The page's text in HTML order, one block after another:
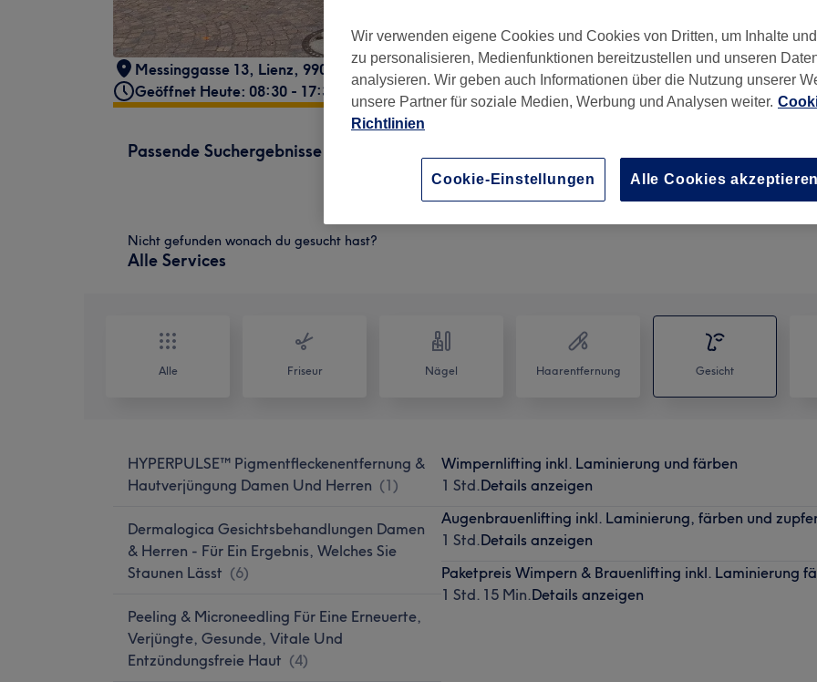
Messinggasse 13, Lienz, 9900
Geöffnet Heute: 08:30 - 17:30
Passende Suchergebnisse
1 Std.Details anzeigen
Nicht gefunden wonach du gesucht hast?
Alle Services
Alle Friseur Nägel Haarentfernung Gesicht
HYPERPULSE™ Pigmentfleckenentfernung &
Hautverjüngung Damen Und Herren (1)
Dermalogica Gesichtsbehandlungen Damen
& Herren - Für Ein Ergebnis, Welches Sie
Staunen Lässt (6)
Peeling & Microneedling Für Eine Erneuerte,
Verjüngte, Gesunde, Vitale Und
Entzündungsfreie Haut (4)
Wimpernlifting inkl. Laminierung und färben
1 Std.Details anzeigen
Augenbrauenlifting inkl. Laminierung, färben und
1 Std.Details anzeigen
Paketpreis Wimpern & Brauenlifting inkl. Laminierung
1 Std. 15 Min.Details anzeigen
Wir verwenden eigene Cookies und Cookies von Dritten, um Inhalte
zu personalisieren, Medienfunktionen bereitzustellen und unseren
analysieren. Wir geben auch Informationen über die Nutzung unserer
unsere Partner für soziale Medien, Werbung und Analysen weiter.
Richtlinien
Alle Cookies
Cookie-Einstellungen